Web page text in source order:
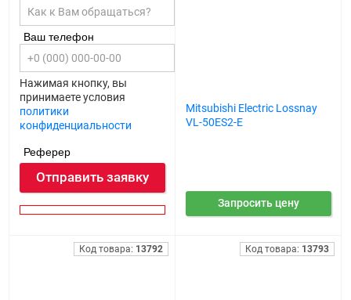
Mitsubishi Electric Lossnay
VL-100 EU5-E
Ваш телефон
Нажимая кнопку, вы
принимаете условия
политики
конфиденциальности
Реферер
Отправить заявку
Mitsubishi Electric Lossnay
VL-50ES2-E
Запросить цену
Код товара: 13792 Код товара: 13793